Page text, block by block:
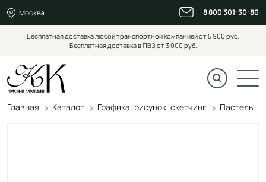
Москва 8 800 301-30-80
Бесплатная доставка любой транспортной компанией от 5 900 руб.
Бесплатная доставка в ПВЗ от 3 000 руб.
Главная Каталог Графика, рисунок, скетчинг Пастель